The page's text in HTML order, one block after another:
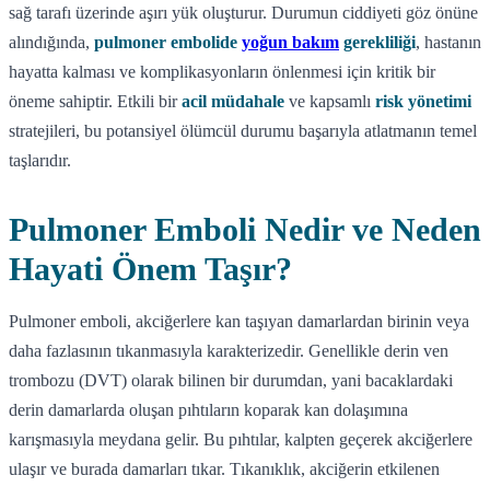
sağ tarafı üzerinde aşırı yük oluşturur. Durumun ciddiyeti göz önüne
alındığında, pulmoner embolide yoğun bakım gerekliliği, hastanın
hayatta kalması ve komplikasyonların önlenmesi için kritik bir
öneme sahiptir. Etkili biracil müdahale ve kapsamlı risk yönetimi
stratejileri, bu potansiyel ölümcül durumu başarıyla atlatmanın temel
taşlarıdır.
Pulmoner Emboli Nedir ve Neden
Hayati Önem Taşır?
Pulmoner emboli, akciğerlere kan taşıyan damarlardan birinin veya
daha fazlasının tıkanmasıyla karakterizedir. Genellikle derin ven
trombozu (DVT) olarak bilinen bir durumdan, yani bacaklardaki
derin damarlarda oluşan pıhtıların koparak kan dolaşımına
karışmasıyla meydana gelir. Bu pıhtılar, kalpten geçerek akciğerlere
ulaşır ve burada damarları tıkar. Tıkanıklık, akciğerin etkilenen